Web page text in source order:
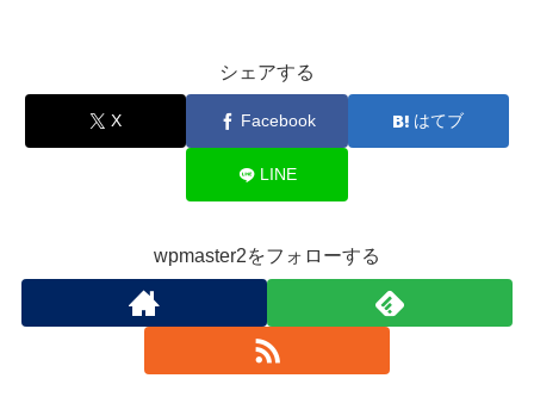
シェアする
X Facebook はてブ
LINE
wpmaster2をフォローする